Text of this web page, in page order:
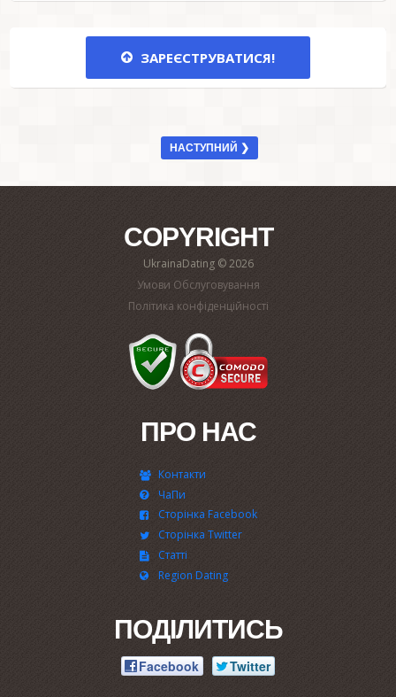
ЗАРЕЄСТРУВАТИСЯ!
НАСТУПНИЙ ❯
COPYRIGHT
UkrainaDating © 2026
Умови Обслуговування
Політика конфіденційності
ПРО НАС
Контакти
ЧаПи
Сторінка Facebook
Сторінка Twitter
Статті
Region Dating
ПОДІЛИТИСЬ
Facebook Twitter